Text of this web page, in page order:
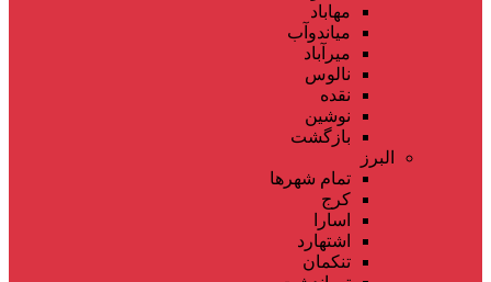
مهاباد
میاندوآب
میرآباد
نالوس
نقده
نوشین
بازگشت
البرز
تمام شهر‌ها
کرج
اسارا
اشتهارد
تنکمان